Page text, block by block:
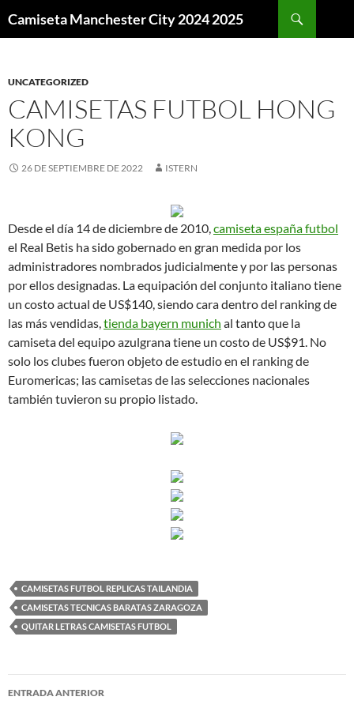
Camiseta Manchester City 2024 2025
UNCATEGORIZED
CAMISETAS FUTBOL HONG
KONG
26 DE SEPTIEMBRE DE 2022 ISTERN
Desde el día 14 de diciembre de 2010,camiseta españa futbol
el Real Betis ha sido gobernado en gran medida por los
administradores nombrados judicialmente y por las personas
por ellos designadas. La equipación del conjunto italiano tiene
un costo actual de US$140, siendo cara dentro del ranking de
las más vendidas,tienda bayern munich al tanto que la
camiseta del equipo azulgrana tiene un costo de US$91. No
solo los clubes fueron objeto de estudio en el ranking de
Euromericas; las camisetas de las selecciones nacionales
también tuvieron su propio listado.
CAMISETAS FUTBOL REPLICAS TAILANDIA
CAMISETAS TECNICAS BARATAS ZARAGOZA
QUITAR LETRAS CAMISETAS FUTBOL
Navegación
ENTRADA ANTERIOR